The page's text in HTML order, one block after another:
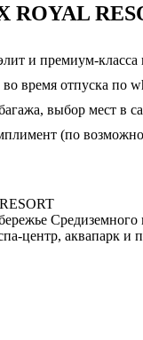
ROYAL
и премиум-
время отпуска по
выбор мест в
(по
центр, аквапарк и